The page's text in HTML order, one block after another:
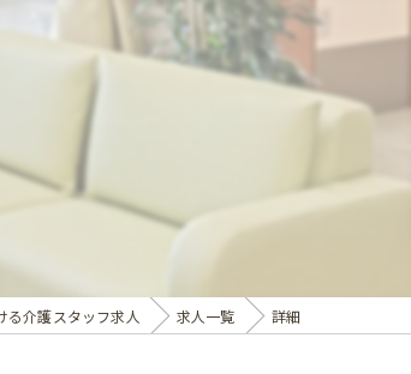
クOK
すい
る介護スタッフ求人 求人一覧 詳細